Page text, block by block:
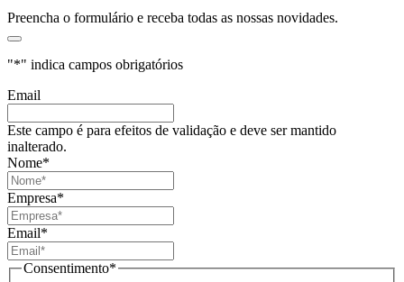
Preencha o formulário e receba todas as nossas novidades.
"*" indica campos obrigatórios
Email
Este campo é para efeitos de validação e deve ser mantido
inalterado.
Nome*
Empresa*
Email*
Consentimento*